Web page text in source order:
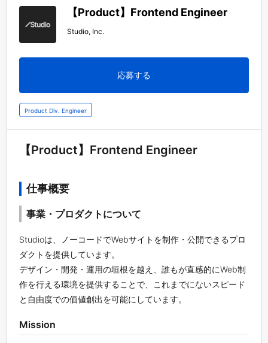
【Product】Frontend Engineer
Studio, Inc.
応募する
Product Div. Engineer
【Product】Frontend Engineer
仕事概要
事業・プロダクトについて
Studioは、ノーコードでWebサイトを制作・公開できるプロ
ダクトを提供しています。
デザイン・開発・運用の垣根を越え、誰もが直感的にWeb制
作を行える環境を提供することで、これまでにないスピード
と自由度での価値創出を可能にしています。
Mission